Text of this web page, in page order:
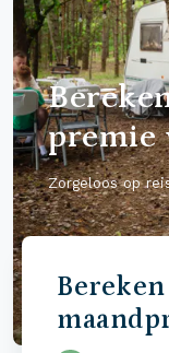
premie
Zorgeloos op